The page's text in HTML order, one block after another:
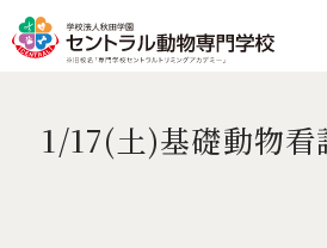
1/17(土)基礎動物看